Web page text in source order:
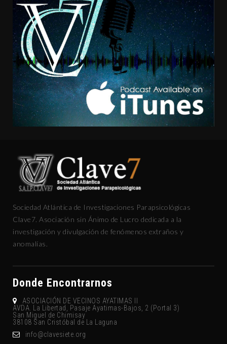
Sociedad Atlántica de Investigaciones Parapsicológicas
Clave7. Asociación sin Ánimo de Lucro dedicada a la
investigación y divulgación de fenómenos extraños y
anomalías.
Donde Encontrarnos
ASOCIACIÓN DE VECINOS AYATIMAS II
AVDA. La Libertad, Pasaje Ayatimas-Bajos, 2 (Portal 3)
San Miguel de Chimisay
38108 San Cristóbal de La Laguna
gro.eteisevalc@ofni